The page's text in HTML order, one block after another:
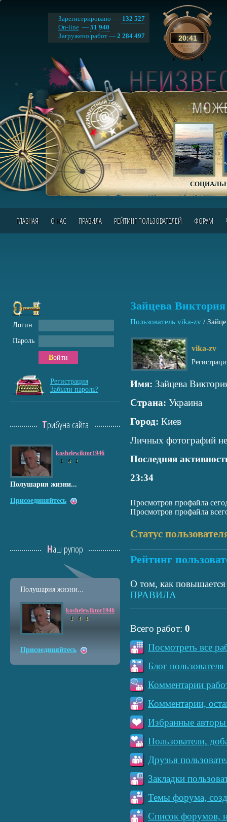
20:41
Зарегистрировано — 132 527
On-line — 51 940
Загружено работ — 2 284 497
ГЛАВНАЯ О НАС ПРАВИЛА РЕЙТИНГ ПОЛЬЗОВАТЕЛЕЙ ФОРУМ
Зайцева
Пользователь vika-zv /
vika-zv
Имя: Зайцева
Страна: Украина
Город: Киев
Личных фотографий
Последняя
23:34
Просмотров профайла
Просмотров профайла
Статус
Рейтинг
О том, как повышается
ПРАВИЛА
Всего работ: 0
Посмотреть все
Блог
Комментарии
Комментарии,
Избранные авторы
Пользователи,
Друзья
Закладки
Темы форума,
Список форумов,
Логин
Пароль
Войти
Регистрация
Забыли пароль?
Трибуна сайта
koshelewiktor1946
1 4 1
Полушария жизни...
Присоединяйтесь
Наш рупор
Полушария жизни...
koshelewiktor1946
1 4 1
Присоединяйтесь